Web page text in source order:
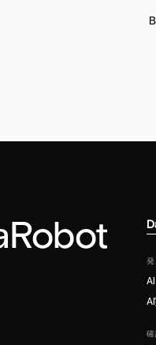
発
確